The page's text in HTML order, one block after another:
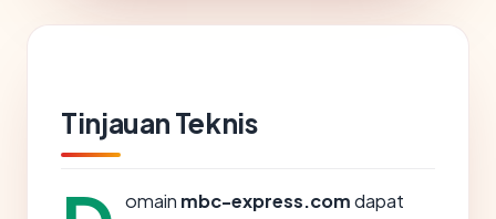
Tinjauan Teknis
omain mbc-express.comdapat